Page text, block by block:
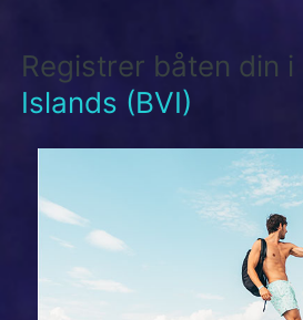
Registrer båten din i
Islands (BVI)